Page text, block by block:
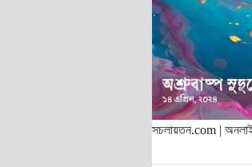
সচলায়তন.com |